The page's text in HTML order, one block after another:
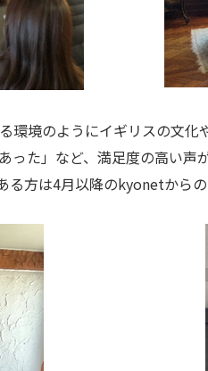
環境のようにイギリスの文
た」など、満足度の高い声
方は4月以降のkyonetから